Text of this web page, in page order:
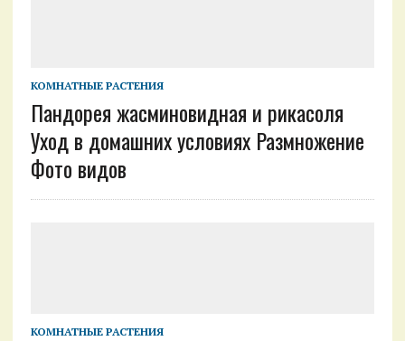
КОМНАТНЫЕ РАСТЕНИЯ
Пандорея жасминовидная и рикасоля
Уход в домашних условиях Размножение
Фото видов
КОМНАТНЫЕ РАСТЕНИЯ